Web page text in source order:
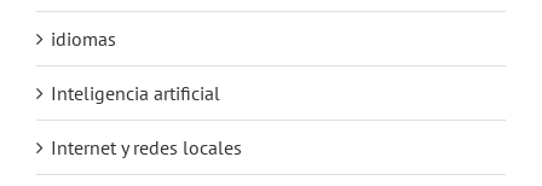
idiomas
Inteligencia artificial
Internet y redes locales